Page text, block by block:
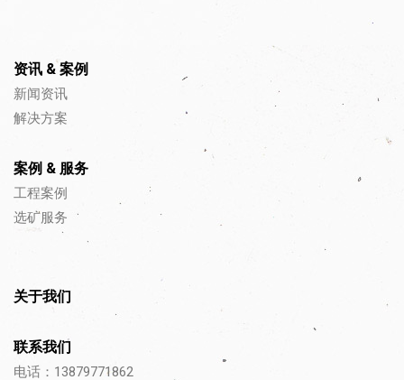
资讯 & 案例
新闻资讯
解决方案
案例 & 服务
工程案例
选矿服务
关于我们
联系我们
电话：13879771862